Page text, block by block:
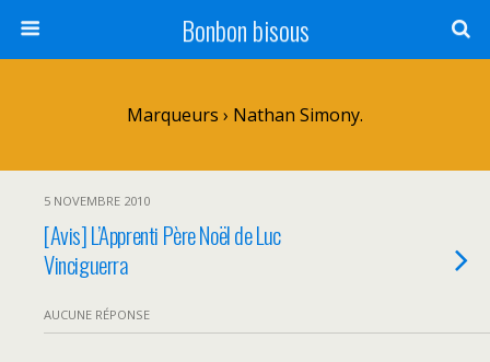
Bonbon bisous
Marqueurs › Nathan Simony.
5 NOVEMBRE 2010
[Avis] L’Apprenti Père Noël de Luc
Vinciguerra
AUCUNE RÉPONSE